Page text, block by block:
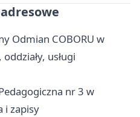
Odmian COBORU w
usługi
nr 3 w
i zapisy